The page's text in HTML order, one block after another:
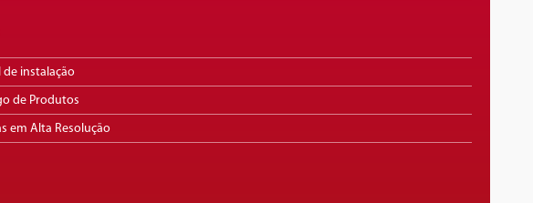
de instalação
de Produtos
em Alta Resolução